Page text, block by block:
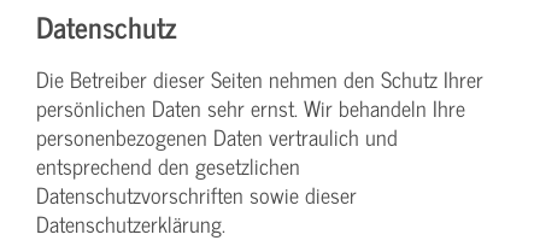
Datenschutz
Die Betreiber dieser Seiten nehmen den Schutz Ihrer
persönlichen Daten sehr ernst. Wir behandeln Ihre
personenbezogenen Daten vertraulich und
entsprechend den gesetzlichen
Datenschutzvorschriften sowie dieser
Datenschutzerklärung.